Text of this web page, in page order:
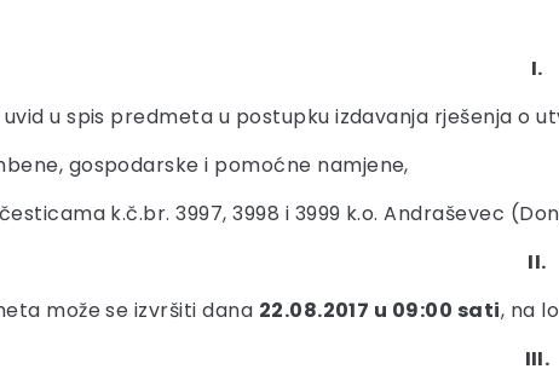
I.
uvid u spis predmeta u postupku izdavanja rješenja o
gospodarske i pomoćne namjene,
k.č.br. 3997, 3998 i 3999 k.o. Andraševec
II.
može se izvršiti dana 22.08.2017 u 09:00 sati, na
III.